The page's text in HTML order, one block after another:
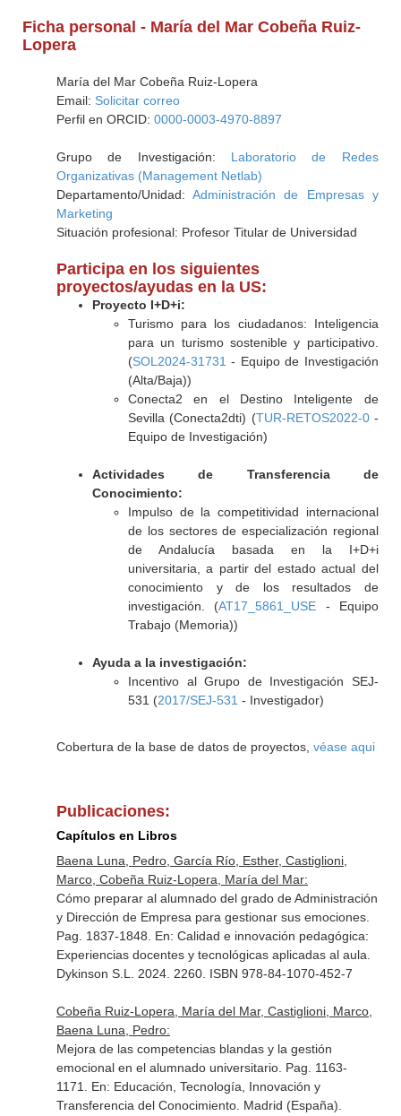
Ficha personal - María del Mar Cobeña Ruiz-
Lopera
María del Mar Cobeña Ruiz-Lopera
Email: Solicitar correo
Perfil en ORCID: 0000-0003-4970-8897
Grupo de Investigación: Laboratorio de Redes
Organizativas (Management Netlab)
Departamento/Unidad:Administración de Empresas y
Marketing
Situación profesional: Profesor Titular de Universidad
Participa en los siguientes
proyectos/ayudas en la US:
Proyecto I+D+i:
Turismo para los ciudadanos: Inteligencia
para un turismo sostenible y participativo.
(SOL2024-31731 - Equipo de Investigación
(Alta/Baja))
Conecta2 en el Destino Inteligente de
Sevilla (Conecta2dti) (TUR-RETOS2022-0-
Equipo de Investigación)
Actividades de Transferencia de
Conocimiento:
Impulso de la competitividad internacional
de los sectores de especialización regional
de Andalucía basada en la I+D+i
universitaria, a partir del estado actual del
conocimiento y de los resultados de
investigación. (AT17_5861_USE - Equipo
Trabajo (Memoria))
Ayuda a la investigación:
Incentivo al Grupo de Investigación SEJ-
531 (2017/SEJ-531 - Investigador)
Cobertura de la base de datos de proyectos, véase aqui
Publicaciones:
Capítulos en Libros
Baena Luna, Pedro, García Río, Esther, Castiglioni,
Marco, Cobeña Ruiz-Lopera, María del Mar:
Cómo preparar al alumnado del grado de Administración
y Dirección de Empresa para gestionar sus emociones.
Pag. 1837-1848. En: Calidad e innovación pedagógica:
Experiencias docentes y tecnológicas aplicadas al aula
Dykinson S.L. 2024. 2260. ISBN 978-84-1070-452-7
Cobeña Ruiz-Lopera, María del Mar, Castiglioni, Marco,
Baena Luna, Pedro:
Mejora de las competencias blandas y la gestión
emocional en el alumnado universitario. Pag. 1163-
1171. En: Educación, Tecnología, Innovación y
Transferencia del Conocimiento. Madrid (España).